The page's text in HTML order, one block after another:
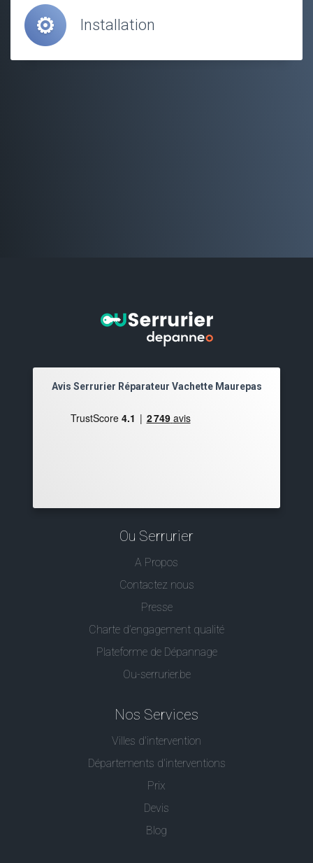
Installation
Avis Serrurier Réparateur Vachette Maurepas
Ou Serrurier
A Propos
Contactez nous
Presse
Charte d’engagement qualité
Plateforme de Dépannage
Ou-serrurier.be
Nos Services
Villes d'intervention
Départements d'interventions
Prix
Devis
Blog